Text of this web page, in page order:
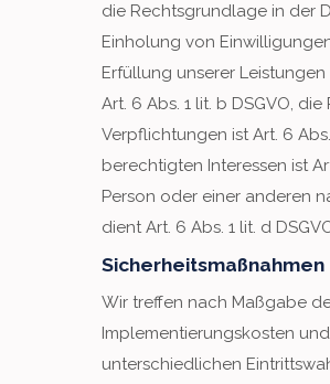
die Rechtsgrundlage in der
Einholung von
Erfüllung unserer
Art. 6 Abs. 1 lit. b DSGVO,
Verpflichtungen ist Art. 6
berechtigten Interessen ist
Person oder einer anderen
dient Art. 6 Abs. 1 lit. d
Sicherheitsmaßnahmen
Wir treffen nach Maßgabe
Implementierungskosten
unterschiedlichen